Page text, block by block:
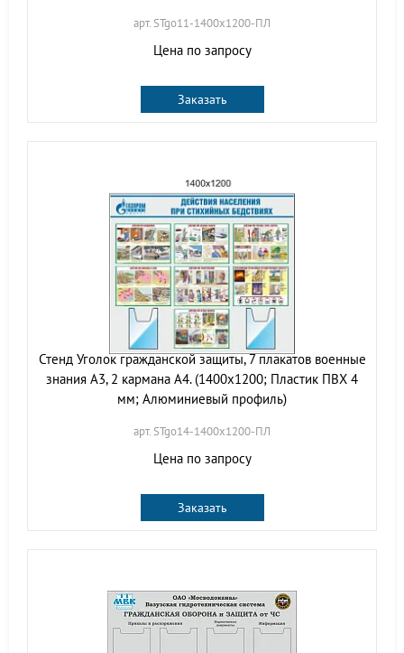
арт. STgo11-1400х1200-ПЛ
Цена по запросу
Заказать
Стенд Уголок гражданской защиты, 7 плакатов военные
знания А3, 2 кармана А4. (1400х1200; Пластик ПВХ 4
мм; Алюминиевый профиль)
арт. STgo14-1400х1200-ПЛ
Цена по запросу
Заказать